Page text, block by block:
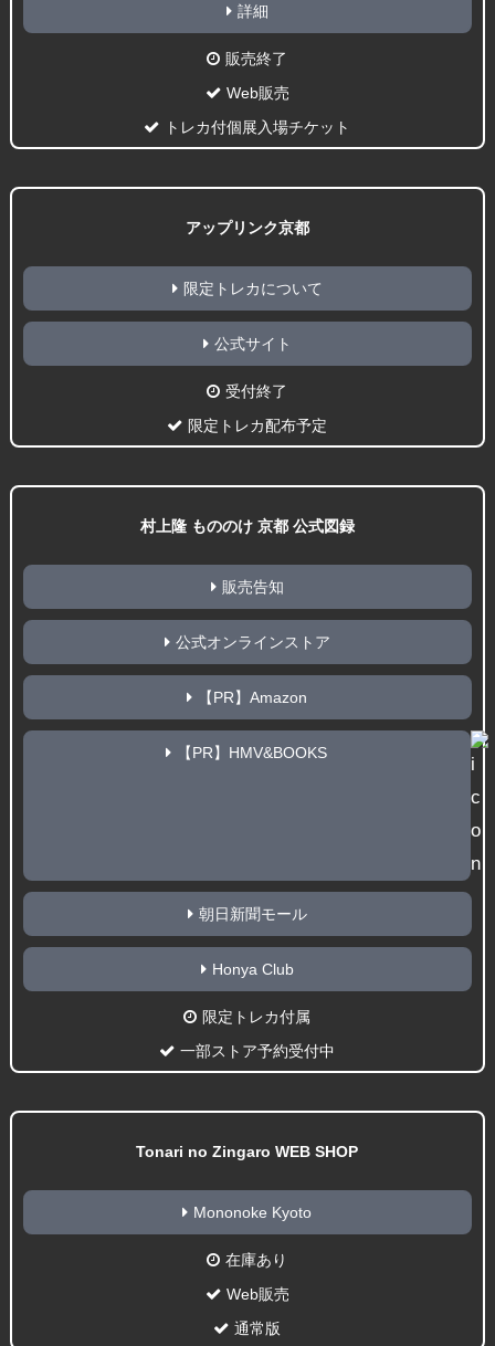
詳細
販売終了
Web販売
トレカ付個展入場チケット
アップリンク京都
限定トレカについて
公式サイト
受付終了
限定トレカ配布予定
村上隆 もののけ 京都 公式図録
販売告知
公式オンラインストア
【PR】Amazon
【PR】HMV&BOOKS
朝日新聞モール
Honya Club
限定トレカ付属
一部ストア予約受付中
Tonari no Zingaro WEB SHOP
Mononoke Kyoto
在庫あり
Web販売
通常版